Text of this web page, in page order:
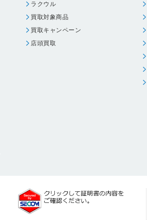
ラクウル
買取対象商品
買取キャンペーン
店頭買取